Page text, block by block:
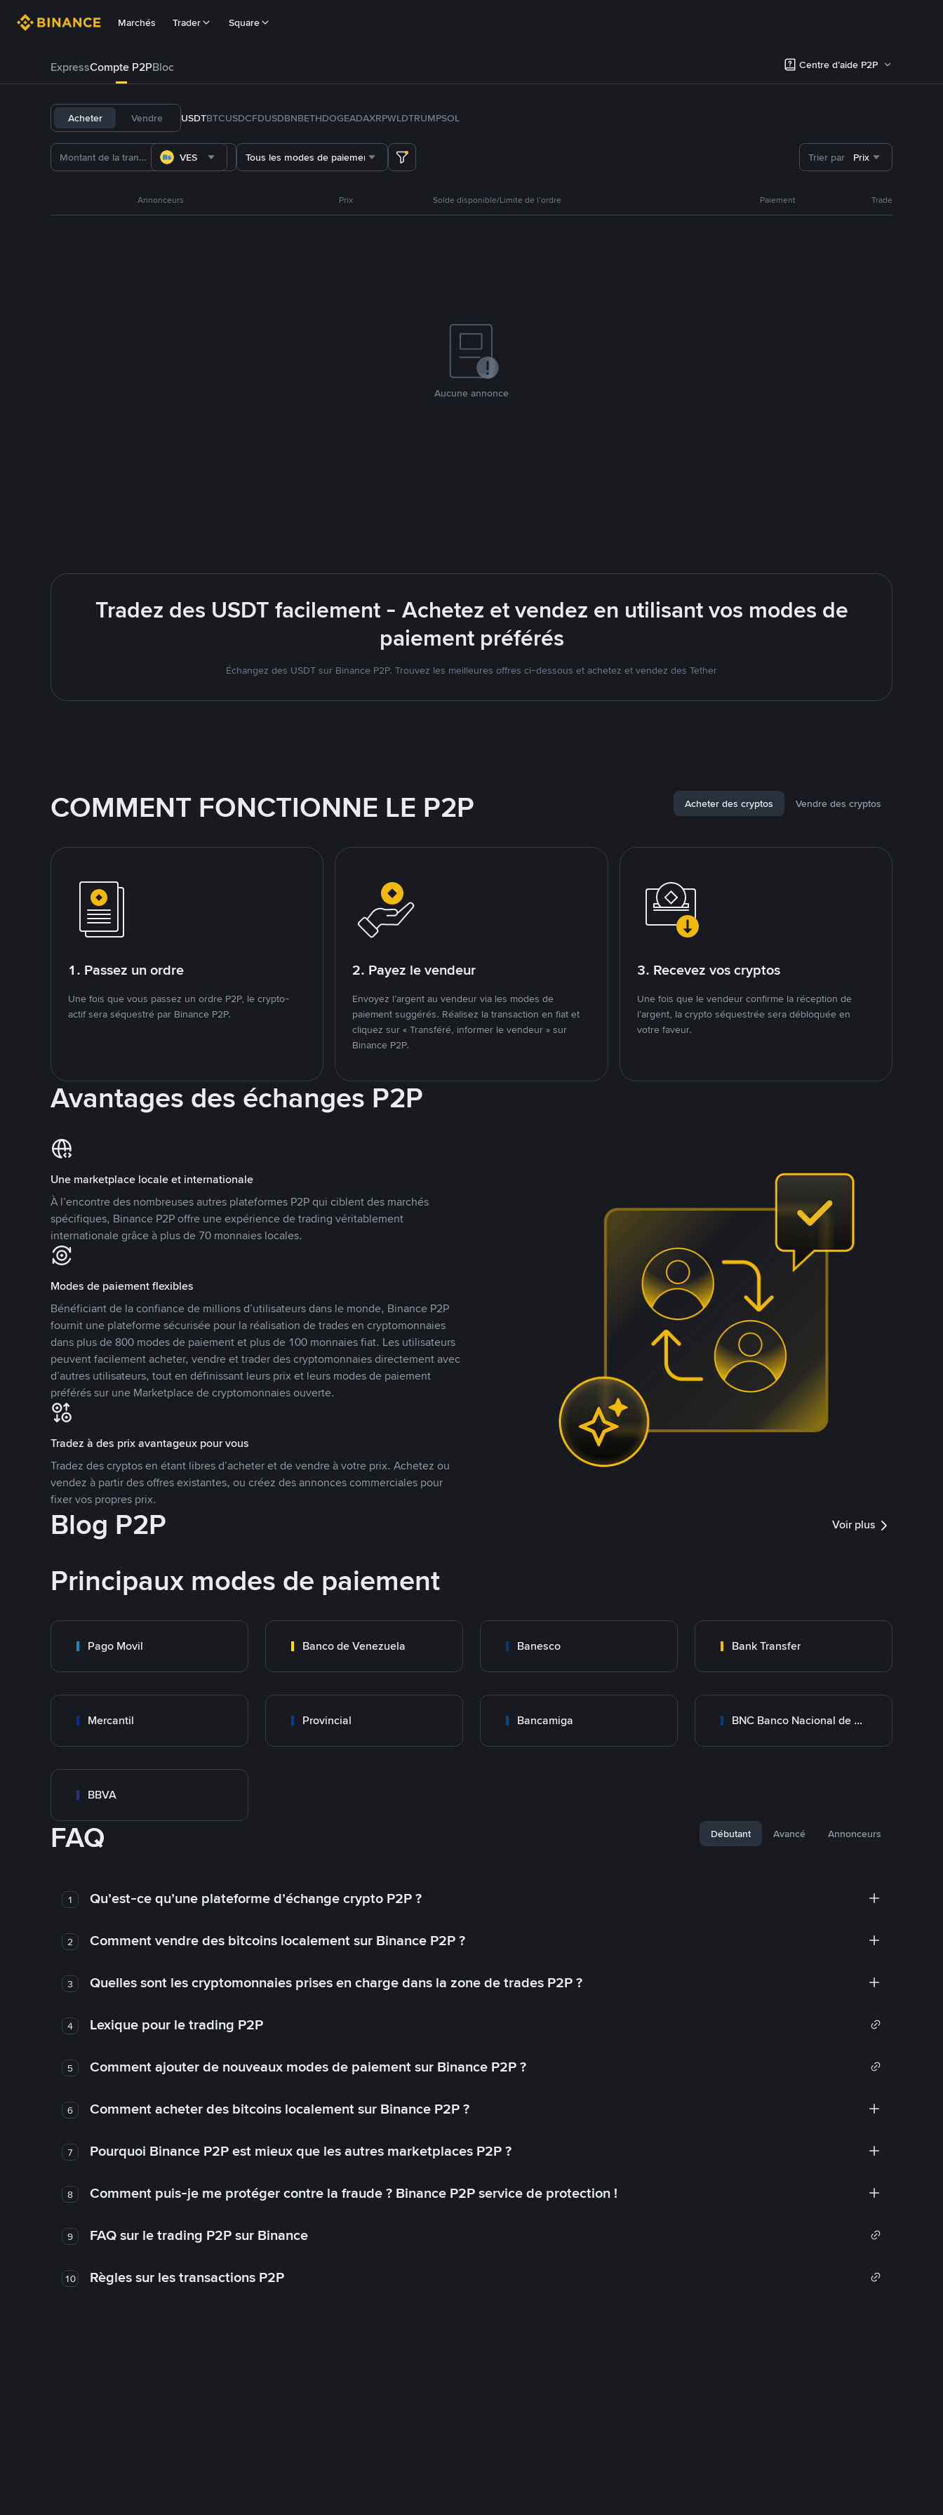
Marchés Trader Square
ExpressCompte P2PBloc Centre d’aide P2P
Acheter Vendre USDTBTCUSDCFDUSDBNBETHDOGEADAXRPWLDTRUMPSOL
VES Tous les modes de paiement Trier par Prix
Annonceurs Prix Solde disponible/Limite de l’ordre Paiement Trade
Aucune annonce
Tradez des USDT facilement - Achetez et vendez en utilisant vos modes de
paiement préférés
Échangez des USDT sur Binance P2P. Trouvez les meilleures offres ci-dessous et achetez et vendez des Tether
COMMENT FONCTIONNE LE P2P Acheter des cryptos Vendre des cryptos
1. Passez un ordre
Une fois que vous passez un ordre P2P, le crypto-
actif sera séquestré par Binance P2P.
2. Payez le vendeur
Envoyez l’argent au vendeur via les modes de
paiement suggérés. Réalisez la transaction en fiat et
cliquez sur « Transféré, informer le vendeur » sur
Binance P2P.
3. Recevez vos cryptos
Une fois que le vendeur confirme la réception de
l’argent, la crypto séquestrée sera débloquée en
votre faveur.
Avantages des échanges P2P
Une marketplace locale et internationale
À l’encontre des nombreuses autres plateformes P2P qui ciblent des marchés
spécifiques, Binance P2P offre une expérience de trading véritablement
internationale grâce à plus de 70 monnaies locales.
Modes de paiement flexibles
Bénéficiant de la confiance de millions d’utilisateurs dans le monde, Binance P2P
fournit une plateforme sécurisée pour la réalisation de trades en cryptomonnaies
dans plus de 800 modes de paiement et plus de 100 monnaies fiat. Les utilisateurs
peuvent facilement acheter, vendre et trader des cryptomonnaies directement avec
d’autres utilisateurs, tout en définissant leurs prix et leurs modes de paiement
préférés sur une Marketplace de cryptomonnaies ouverte.
Tradez à des prix avantageux pour vous
Tradez des cryptos en étant libres d’acheter et de vendre à votre prix. Achetez ou
vendez à partir des offres existantes, ou créez des annonces commerciales pour
fixer vos propres prix.
Blog P2P Voir plus
Principaux modes de paiement
Pago Movil Banco de Venezuela Banesco Bank Transfer
Mercantil Provincial Bancamiga BNC Banco Nacional de Crédito
BBVA
FAQ Débutant Avancé Annonceurs
1 Qu’est-ce qu’une plateforme d’échange crypto P2P ?
2 Comment vendre des bitcoins localement sur Binance P2P ?
3 Quelles sont les cryptomonnaies prises en charge dans la zone de trades P2P ?
4 Lexique pour le trading P2P
5 Comment ajouter de nouveaux modes de paiement sur Binance P2P ?
6 Comment acheter des bitcoins localement sur Binance P2P ?
7 Pourquoi Binance P2P est mieux que les autres marketplaces P2P ?
8 Comment puis-je me protéger contre la fraude ? Binance P2P service de protection !
9 FAQ sur le trading P2P sur Binance
10 Règles sur les transactions P2P